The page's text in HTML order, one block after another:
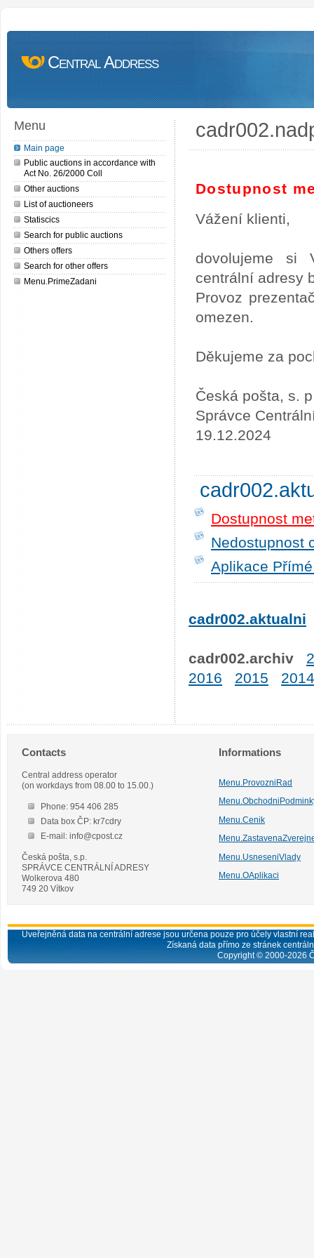
Central Address
Menu
Main page
Public auctions in accordance with
Act No. 26/2000 Coll
Other auctions
List of auctioneers
Statiscics
Search for public auctions
Others offers
Search for other offers
Menu.PrimeZadani
Dostupnost
Vážení klienti,
dovolujeme si
centrální adresy
Provoz
omezen.
Děkujeme za
Česká pošta, s.
Správce
19.12.2024
Dostupnost
Nedostupnost
Aplikace
cadr002.aktualni
cadr002.archiv
2016
2015 2014
Contacts
Central address operator
(on workdays from 08.00 to 15.00.)
Phone: 954 406 285
Data box ČP: kr7cdry
E-mail: info@cpost.cz
Česká pošta, s.p.
SPRÁVCE CENTRÁLNÍ ADRESY
Wolkerova 480
749 20 Vítkov
Informations
Menu.ProvozniRad
Menu.Cenik
Menu.UsneseniVlady
Menu.OAplikaci
Uveřejněná data na centrální adrese jsou určena pouze pro účely vlastní
Získaná data přímo ze stránek
Copyright © 2000-2026